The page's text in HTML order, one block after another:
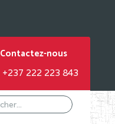
Contactez-nous
+237 222 223 843